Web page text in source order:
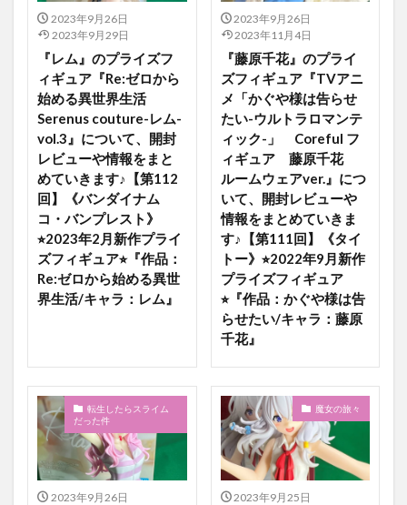
2023年9月26日
2023年9月29日
『レム』のプライズフ
ィギュア『Re:ゼロから
始める異世界生活
Serenus couture-レム-
vol.3』について、開封
レビューや情報をまと
めていきます♪【第112
回】《バンダイナム
コ・バンプレスト》
⭐︎2023年2月新作プライ
ズフィギュア⭐︎『作品：
Re:ゼロから始める異世
界生活/キャラ：レム』
2023年9月26日
2023年11月4日
『藤原千花』のプライ
ズフィギュア『TVアニ
メ「かぐや様は告らせ
たい-ウルトラロマンテ
ィック-」 Coreful フ
ィギュア 藤原千花
ルームウェアver.』につ
いて、開封レビューや
情報をまとめていきま
す♪【第111回】《タイ
トー》⭐︎2022年9月新作
プライズフィギュア
⭐︎『作品：かぐや様は告
らせたい/キャラ：藤原
千花』
転生したらスライム
だった件
2023年9月26日
魔女の旅々
2023年9月25日